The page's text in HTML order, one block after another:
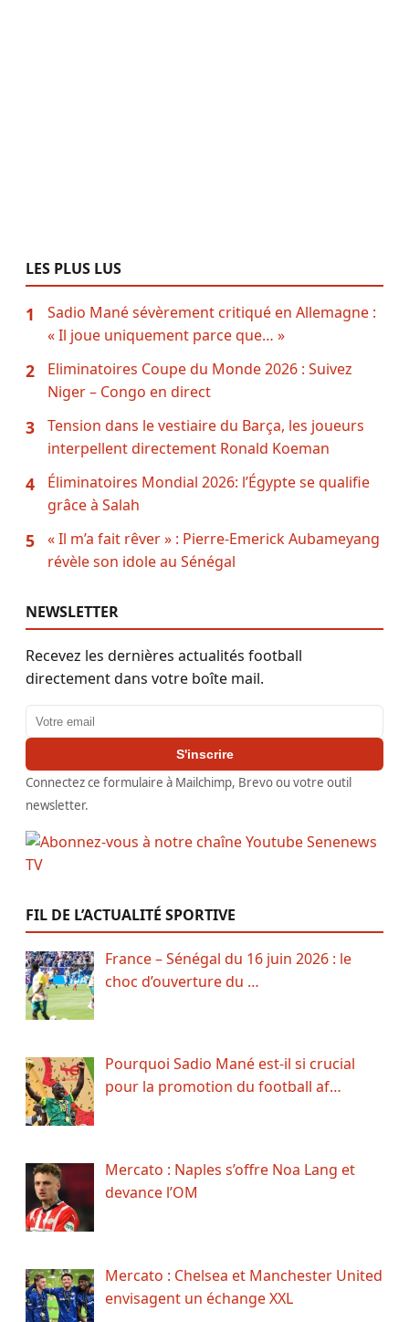
LES PLUS LUS
1
Sadio Mané sévèrement critiqué en Allemagne :
« Il joue uniquement parce que… »
2
Eliminatoires Coupe du Monde 2026 : Suivez
Niger – Congo en direct
3
Tension dans le vestiaire du Barça, les joueurs
interpellent directement Ronald Koeman
4
Éliminatoires Mondial 2026: l’Égypte se qualifie
grâce à Salah
5
« Il m’a fait rêver » : Pierre-Emerick Aubameyang
révèle son idole au Sénégal
NEWSLETTER
Recevez les dernières actualités football
directement dans votre boîte mail.
Adresse email
S'inscrire
Connectez ce formulaire à Mailchimp, Brevo ou votre outil
newsletter.
FIL DE L’ACTUALITÉ SPORTIVE
France – Sénégal du 16 juin 2026 : le
choc d’ouverture du …
Pourquoi Sadio Mané est-il si crucial
pour la promotion du football af…
Mercato : Naples s’offre Noa Lang et
devance l’OM
Mercato : Chelsea et Manchester United
envisagent un échange XXL